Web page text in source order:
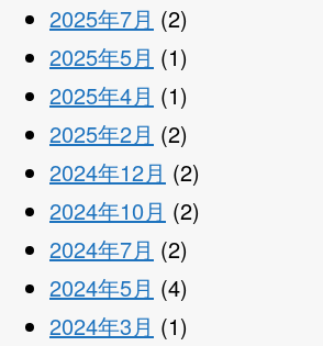
2025年7月 (2)
2025年5月 (1)
2025年4月 (1)
2025年2月 (2)
2024年12月 (2)
2024年10月 (2)
2024年7月 (2)
2024年5月 (4)
2024年3月 (1)